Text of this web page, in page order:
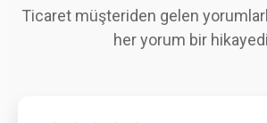
Ticaret müşteriden gelen
her yorum bir